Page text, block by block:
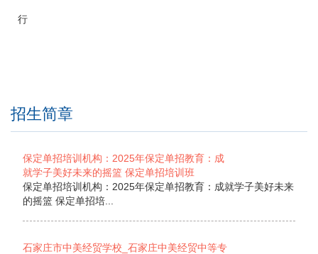
行
招生简章
保定单招培训机构：2025年保定单招教育：成
就学子美好未来的摇篮 保定单招培训班
保定单招培训机构：2025年保定单招教育：成就学子美好未来
的摇篮 保定单招培...
石家庄市中美经贸学校_石家庄中美经贸中等专